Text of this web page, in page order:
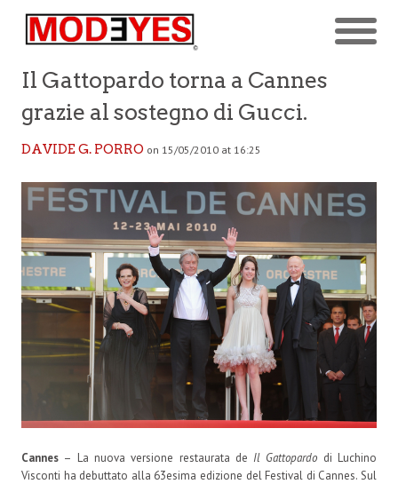
Il Gattopardo torna a Cannes
grazie al sostegno di Gucci.
DAVIDE G. PORRO on 15/05/2010 at 16:25
Cannes – La nuova versione restaurata de Il Gattopardo di Luchino
Visconti ha debuttato alla 63esima edizione del Festival di Cannes. Sul